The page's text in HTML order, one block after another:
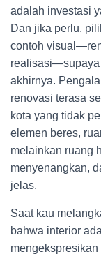
adalah investasi
Dan jika perlu,
contoh
realisasi—supaya
akhirnya.
renovasi terasa
kota yang tidak
elemen beres,
melainkan ruang
menyenangkan,
jelas.
Saat kau
bahwa interior